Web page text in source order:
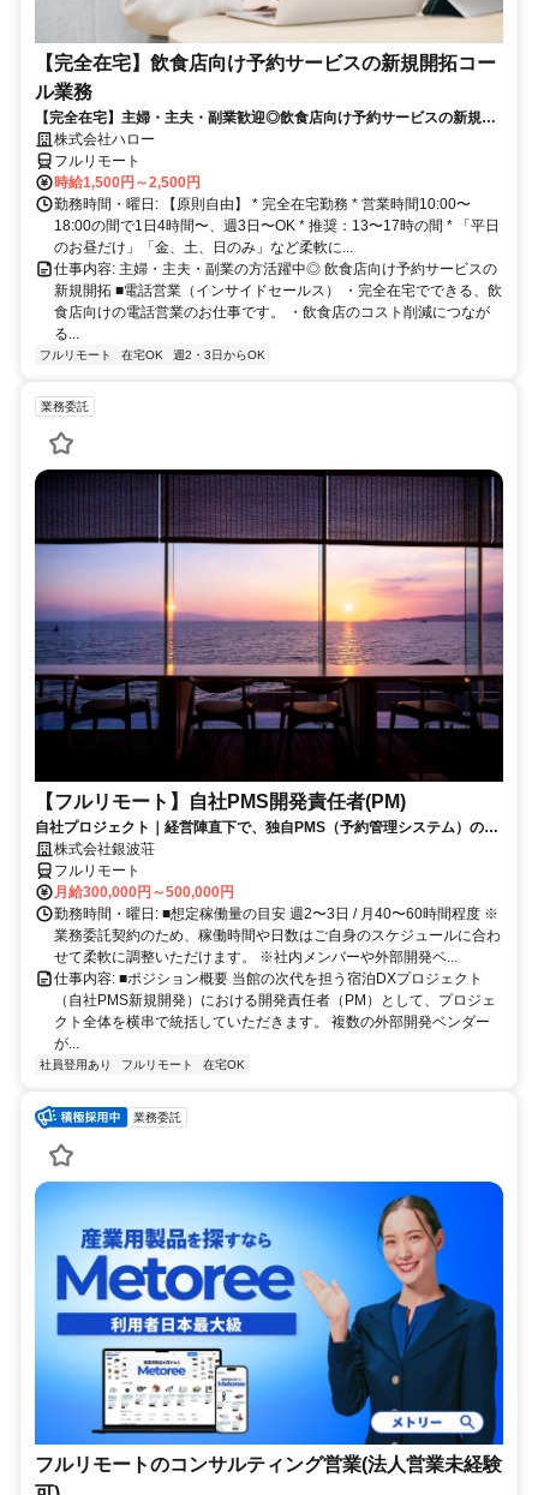
【完全在宅】飲食店向け予約サービスの新規開拓コー
ル業務
【完全在宅】主婦・主夫・副業歓迎◎飲食店向け予約サービスの新規開
拓 株式会社ハロー
フルリモート
時給1,500円～2,500円
勤務時間・曜日: 【原則自由】 * 完全在宅勤務 * 営業時間10:00〜
18:00の間で1日4時間〜、週3日〜OK * 推奨：13〜17時の間 * 「平日
のお昼だけ」「金、土、日のみ」など柔軟に...
仕事内容: 主婦・主夫・副業の方活躍中◎ 飲食店向け予約サービスの
新規開拓 ■電話営業（インサイドセールス） ・完全在宅でできる、飲
食店向けの電話営業のお仕事です。 ・飲食店のコスト削減につなが
る...
フルリモート 在宅OK 週2・3日からOK
業務委託
【フルリモート】自社PMS開発責任者(PM)
自社プロジェクト｜経営陣直下で、独自PMS（予約管理システム）の新
規開発を統括
株式会社銀波荘
フルリモート
月給300,000円～500,000円
勤務時間・曜日: ■想定稼働量の目安 週2〜3日 / 月40〜60時間程度 ※
業務委託契約のため、稼働時間や日数はご自身のスケジュールに合わ
せて柔軟に調整いただけます。 ※社内メンバーや外部開発ベ...
仕事内容: ■ポジション概要 当館の次代を担う宿泊DXプロジェクト
（自社PMS新規開発）における開発責任者（PM）として、プロジェ
クト全体を横串で統括していただきます。 複数の外部開発ベンダー
が...
社員登用あり フルリモート 在宅OK
業務委託
フルリモートのコンサルティング営業(法人営業未経験